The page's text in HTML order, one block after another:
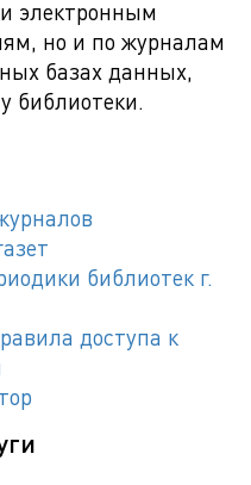
электронным
но и по журналам
базах данных,
библиотеки.
библиотек г.
доступа к